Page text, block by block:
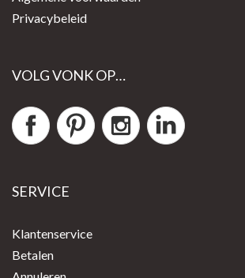
Privacybeleid
VOLG VONK OP…
SERVICE
Klantenservice
Betalen